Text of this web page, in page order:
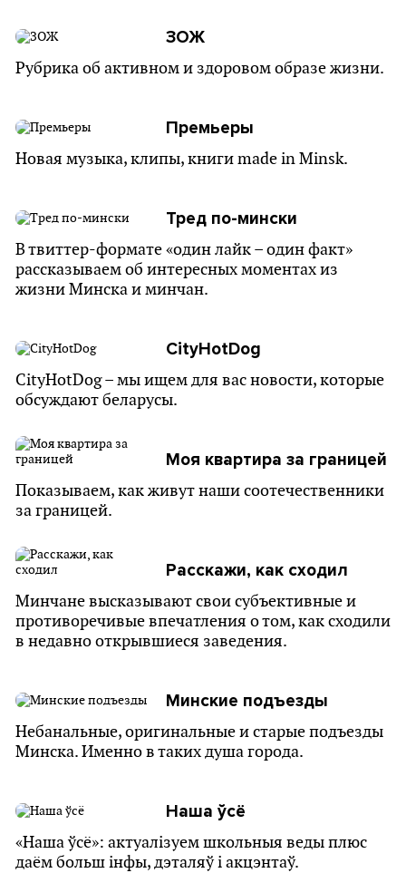
ЗОЖ
Рубрика об активном и здоровом образе жизни.
Премьеры
Новая музыка, клипы, книги made in Minsk.
Тред по-мински
В твиттер-формате «один лайк – один факт»
рассказываем об интересных моментах из
жизни Минска и минчан.
CityHotDog
CityHotDog – мы ищем для вас новости, которые
обсуждают беларусы.
Моя квартира за границей
Показываем, как живут наши соотечественники
за границей.
Расскажи, как сходил
Минчане высказывают свои субъективные и
противоречивые впечатления о том, как сходили
в недавно открывшиеся заведения.
Минские подъезды
Небанальные, оригинальные и старые подъезды
Минска. Именно в таких душа города.
Наша ўсё
«Наша ўсё»: актуалізуем школьныя веды плюс
даём больш інфы, дэталяў і акцэнтаў.